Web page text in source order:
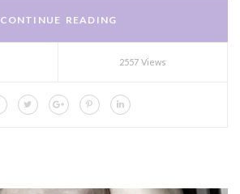
CONTINUE READING
2557 Views